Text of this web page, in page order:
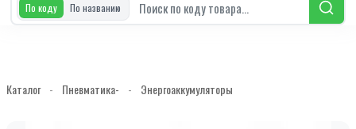
По коду По названию
Каталог - Пневматика- - Энергоаккумуляторы